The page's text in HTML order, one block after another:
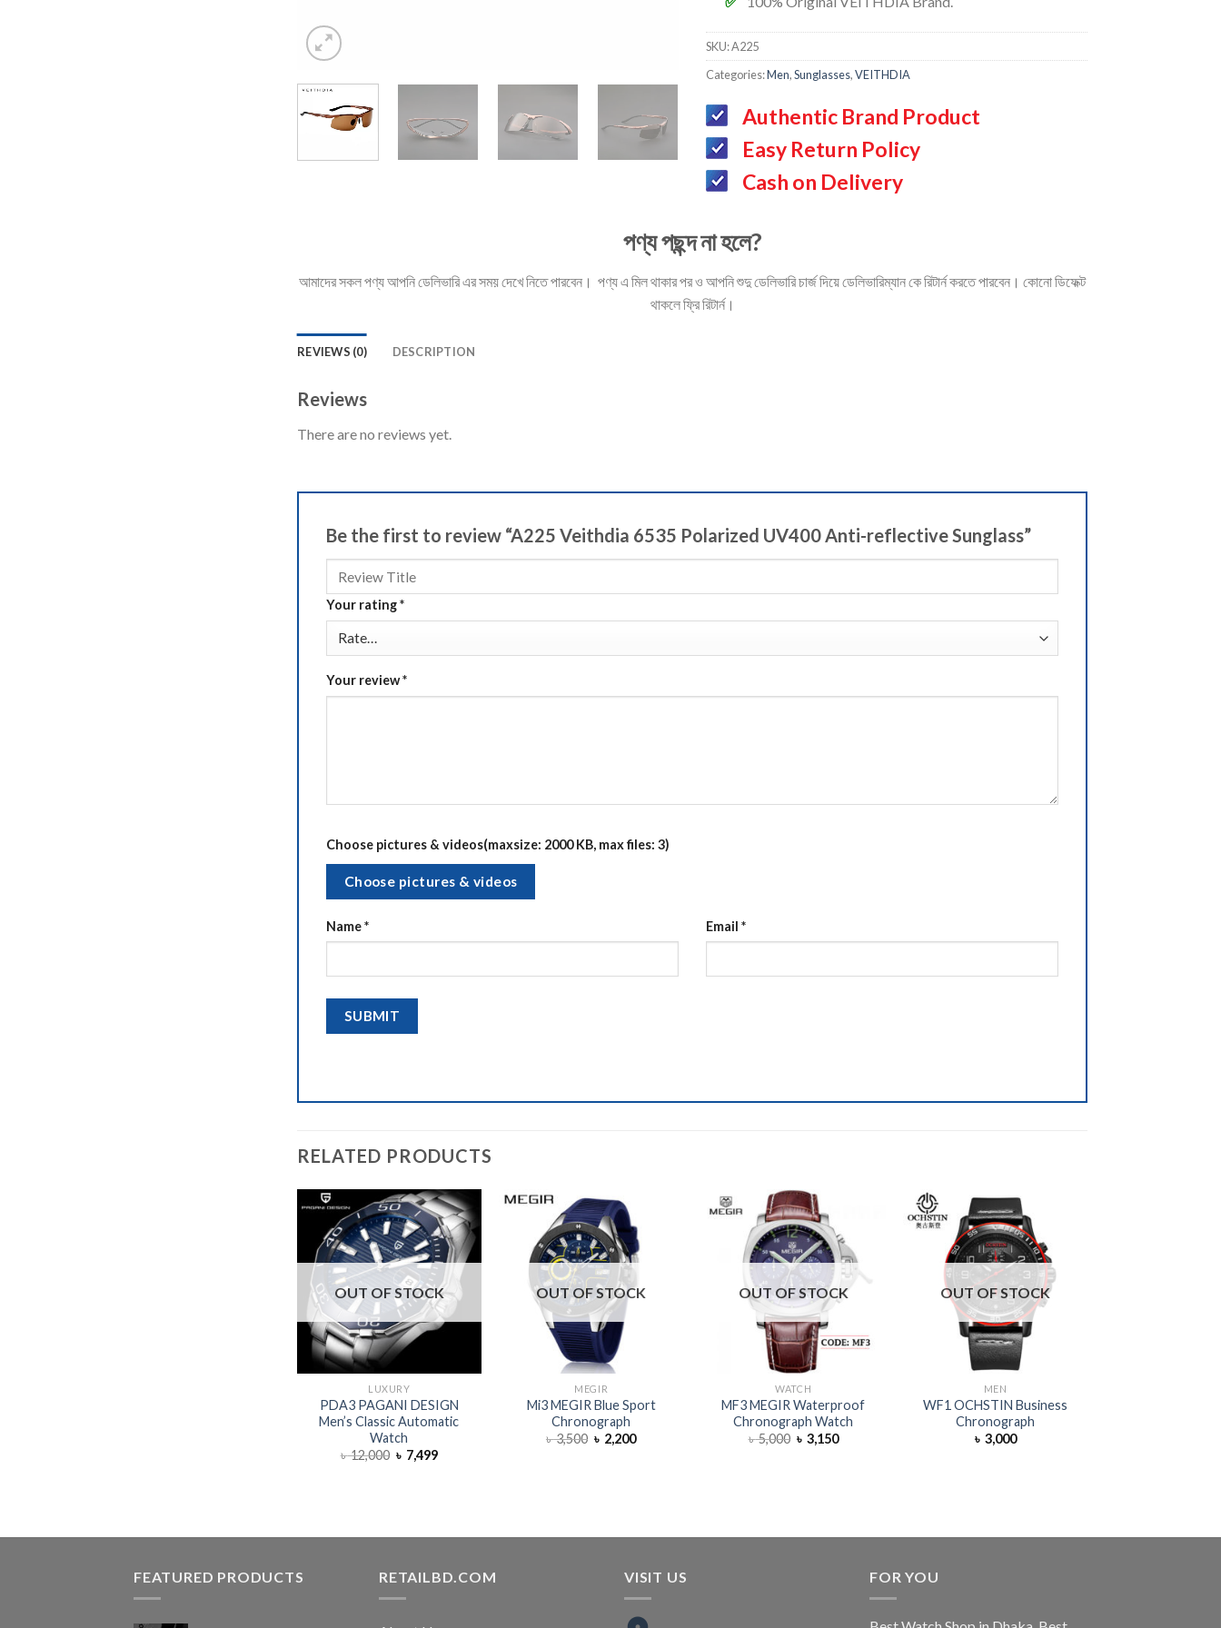
SKU:A225
Categories:Men,Sunglasses,VEITHDIA
Authentic Brand Product
Easy Return Policy
Cash on Delivery
পণ্য পছন্দ না হলে?
আমাদের সকল পণ্য আপনি ডেলিভারি এর সময় দেখে নিতে পারবেন। পণ্য এ মিল থাকার পর ও আপনি শুদু ডেলিভারি চার্জ দিয়ে ডেলিভারিম্যান কে রিটার্ন করতে পারবেন। কোনো ডিফেক্ট
থাকলে ফ্রি রিটার্ন।
REVIEWS (0) DESCRIPTION
Reviews
There are no reviews yet.
Be the first to review “A225 Veithdia 6535 Polarized UV400 Anti-reflective Sunglass”
Your rating*
Your review*
Choose pictures & videos(maxsize: 2000 KB, max files: 3)
Choose pictures & videos
Name* Email *
RELATED PRODUCTS
OUT OF STOCK
LUXURY
PDA3 PAGANI DESIGN
Men’s Classic Automatic
Watch
৳12,000 ৳ 7,499
OUT OF STOCK
MEGIR
Mi3 MEGIR Blue Sport
Chronograph
৳3,500 ৳ 2,200
OUT OF STOCK
WATCH
MF3 MEGIR Waterproof
Chronograph Watch
৳5,000 ৳ 3,150
OUT OF STOCK
MEN
WF1 OCHSTIN Business
Chronograph
৳ 3,000
FEATURED PRODUCTS RETAILBD.COM VISIT US FOR YOU